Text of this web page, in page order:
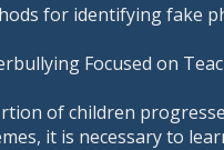
for identifying fake
Focused on
of children
it is necessary to